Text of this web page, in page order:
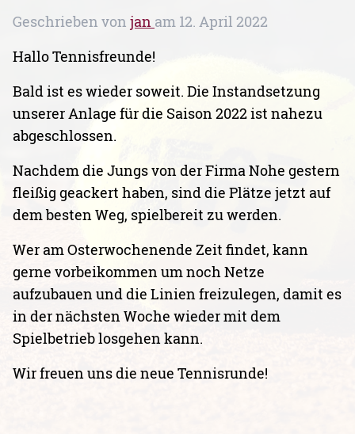
Geschrieben von jan am 12. April 2022
Hallo Tennisfreunde!
Bald ist es wieder soweit. Die Instandsetzung
unserer Anlage für die Saison 2022 ist nahezu
abgeschlossen.
Nachdem die Jungs von der Firma Nohe gestern
fleißig geackert haben, sind die Plätze jetzt auf
dem besten Weg, spielbereit zu werden.
Wer am Osterwochenende Zeit findet, kann
gerne vorbeikommen um noch Netze
aufzubauen und die Linien freizulegen, damit es
in der nächsten Woche wieder mit dem
Spielbetrieb losgehen kann.
Wir freuen uns die neue Tennisrunde!